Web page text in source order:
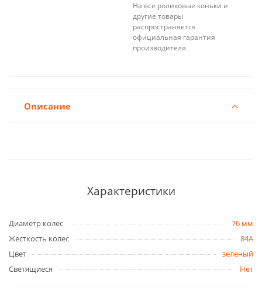
На все роликовые коньки и
другие товары
распространяется
официальная гарантия
производителя.
Описание
Характеристики
Диаметр колес
76 мм
Жесткость колес
84A
Цвет
зеленый
Светящиеся
Нет